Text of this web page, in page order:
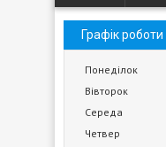
Графік роботи
Понеділок
Вівторок
Середа
Четвер